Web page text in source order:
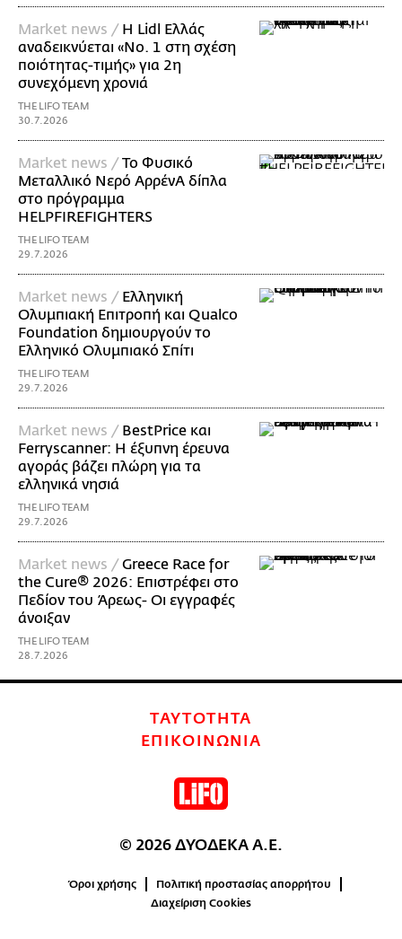
Market news / Η Lidl Ελλάς
αναδεικνύεται «Νo. 1 στη σχέση
ποιότητας-τιμής» για 2η
συνεχόμενη χρονιά
THE LIFO TEAM
30.7.2026
Market news /Το Φυσικό
Μεταλλικό Νερό ΑρρένΑ δίπλα
στο πρόγραμμα
HELPFIREFIGHTERS
THE LIFO TEAM
29.7.2026
Market news / Ελληνική
Ολυμπιακή Επιτροπή και Qualco
Foundation δημιουργούν το
Ελληνικό Ολυμπιακό Σπίτι
THE LIFO TEAM
29.7.2026
Market news / BestPrice και
Ferryscanner: Η έξυπνη έρευνα
αγοράς βάζει πλώρη για τα
ελληνικά νησιά
THE LIFO TEAM
29.7.2026
Market news /Greece Race for
the Cure® 2026: Επιστρέφει στο
Πεδίον του Άρεως- Οι εγγραφές
άνοιξαν
THE LIFO TEAM
28.7.2026
ΤΑΥΤΟΤΗΤΑ
ΕΠΙΚΟΙΝΩΝΙΑ
© 2026 ΔΥΟΔΕΚΑ Α.Ε.
Όροι χρήσης
Πολιτική προστασίας απορρήτου
Διαχείριση Cookies